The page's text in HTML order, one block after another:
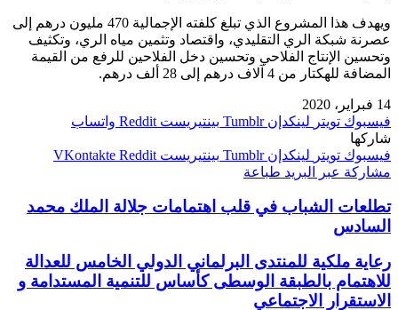
ويهدف هذا المشروع الذي تبلغ كلفته الإجمالية 470 مليون درهم إلى
عصرنة شبكة الري التقليدي، واقتصاد وتثمين مياه الري، وتكثيف
وتحسين الإنتاج الفلاحي وتحسين دخل الفلاحين للرفع من القيمة
المضافة للهكتار من 4 آلاف درهم إلى 28 ألف درهم.
14 فبراير، 2020
فيسبوك تويتر لينكدإن بينتيريست
واتساب
شاركها
فيسبوك تويتر لينكدإن بينتيريست
مشاركة عبر البريد طباعة
تطلعات الشباب في قلب اهتمامات جلالة الملك محمد
السادس
رعاية ملكية للمنتدى البرلماني الدولي الخامس للعدالة
للاهتمام بالطبقة الوسطى كأساس للتنمية المستدامة و
الاستقرار الاجتماعي